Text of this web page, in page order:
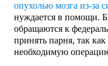
опухолью мозга из-за
нуждается в помощи.
обращаются к
принять парня, так
необходимую